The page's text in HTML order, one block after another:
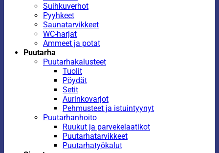
Suihkuverhot
Pyyhkeet
Saunatarvikkeet
WC-harjat
Ammeet ja potat
Puutarha
Puutarhakalusteet
Tuolit
Pöydät
Setit
Aurinkovarjot
Pehmusteet ja istuintyynyt
Puutarhanhoito
Ruukut ja parvekelaatikot
Puutarhatarvikkeet
Puutarhatyökalut